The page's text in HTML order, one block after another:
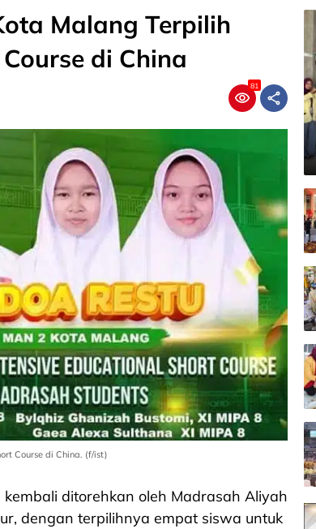
Malang Terpilih
di China
81
Course di China. (f/ist)
ditorehkan oleh Madrasah Aliyah
dengan terpilihnya empat siswa untuk